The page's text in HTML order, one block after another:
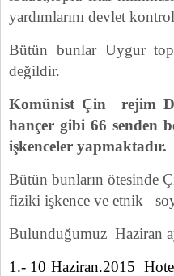
yardımlarını devlet
Bütün bunlar Uygur
değildir.
Komünist Çin rejim
hançer gibi 66 senden
işkenceler yapmaktadır.
Bütün bunların ötesinde
fiziki işkence ve etnik
Bulunduğumuz Haziran
1.- 10 Haziran.2015